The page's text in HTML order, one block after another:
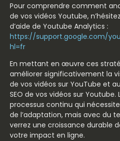
Pour comprendre comment
de vos vidéos Youtube,
d’aide de Youtube Analytics :
https://support.google.com/
hl=fr
En mettant en œuvre ces
améliorer significativement la
de vos vidéos sur YouTube et
SEO de vos vidéos sur Youtube.
processus continu qui
de l’adaptation, mais avec du
verrez une croissance durable
votre impact en ligne.